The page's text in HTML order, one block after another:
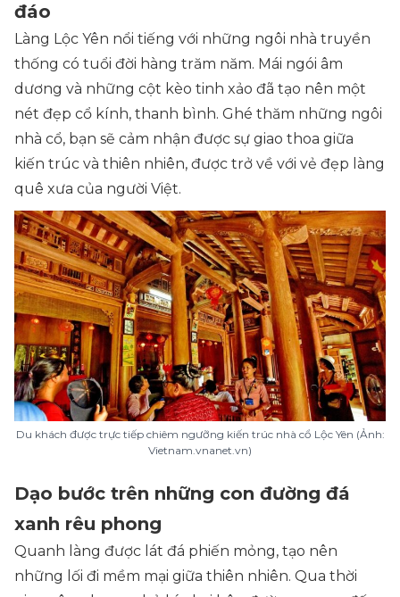
đáo
Làng Lộc Yên nổi tiếng với những ngôi nhà truyền
thống có tuổi đời hàng trăm năm. Mái ngói âm
dương và những cột kèo tinh xảo đã tạo nên một
nét đẹp cổ kính, thanh bình. Ghé thăm những ngôi
nhà cổ, bạn sẽ cảm nhận được sự giao thoa giữa
kiến trúc và thiên nhiên, được trở về với vẻ đẹp làng
quê xưa của người Việt.
Du khách được trực tiếp chiêm ngưỡng kiến trúc nhà cổ Lộc Yên (Ảnh:
Vietnam.vnanet.vn)
Dạo bước trên những con đường đá
xanh rêu phong
Quanh làng được lát đá phiến mỏng, tạo nên
những lối đi mềm mại giữa thiên nhiên. Qua thời